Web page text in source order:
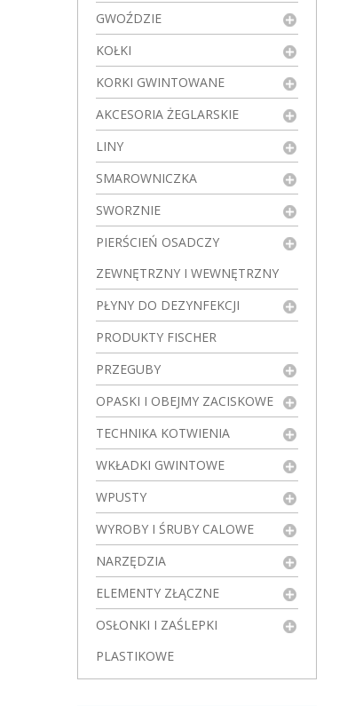
GWOŹDZIE
KOŁKI
KORKI GWINTOWANE
AKCESORIA ŻEGLARSKIE
LINY
SMAROWNICZKA
SWORZNIE
PIERŚCIEŃ OSADCZY
ZEWNĘTRZNY I WEWNĘTRZNY
PŁYNY DO DEZYNFEKCJI
PRODUKTY FISCHER
PRZEGUBY
OPASKI I OBEJMY ZACISKOWE
TECHNIKA KOTWIENIA
WKŁADKI GWINTOWE
WPUSTY
WYROBY I ŚRUBY CALOWE
NARZĘDZIA
ELEMENTY ZŁĄCZNE
OSŁONKI I ZAŚLEPKI
PLASTIKOWE